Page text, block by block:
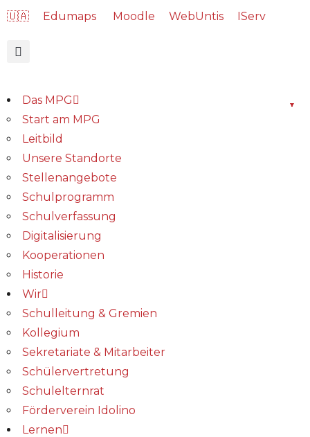
🇺🇦 Edumaps Moodle WebUntis IServ
Das MPG
Start am MPG
Leitbild
Unsere Standorte
Stellenangebote
Schulprogramm
Schulverfassung
Digitalisierung
Kooperationen
Historie
Wir
Schulleitung & Gremien
Kollegium
Sekretariate & Mitarbeiter
Schülervertretung
Schulelternrat
Förderverein Idolino
Lernen